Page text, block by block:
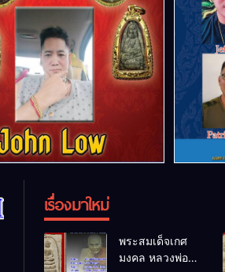
เรื่องมาใหม่
พระสมเด็จเกศ
มงคล หลวงพ่อ